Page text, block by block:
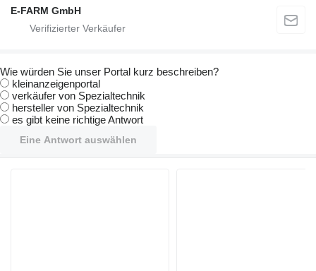
E-FARM GmbH
Wie würden Sie unser Portal kurz beschreiben?
kleinanzeigenportal
verkäufer von Spezialtechnik
hersteller von Spezialtechnik
es gibt keine richtige Antwort
Eine Antwort auswählen